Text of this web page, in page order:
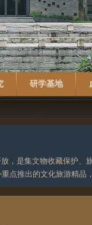
研学基地
，是集文物收藏保护、
点推出的文化旅游精品